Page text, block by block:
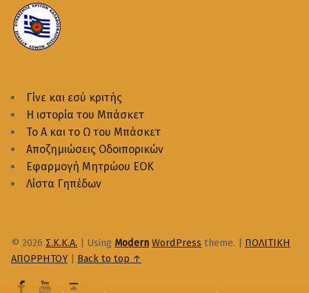
Γίνε και εσύ κριτής
Η ιστορία του Μπάσκετ
Το Α και το Ω του Μπάσκετ
Αποζημιώσεις Οδοιπορικών
Εφαρμογή Μητρώου ΕΟΚ
Λίστα Γηπέδων
© 2026 Σ.Κ.Κ.Α. | Using Modern WordPress theme. | ΠΟΛΙΤΙΚΗ
ΑΠΟΡΡΗΤΟΥ | Back to top ↑